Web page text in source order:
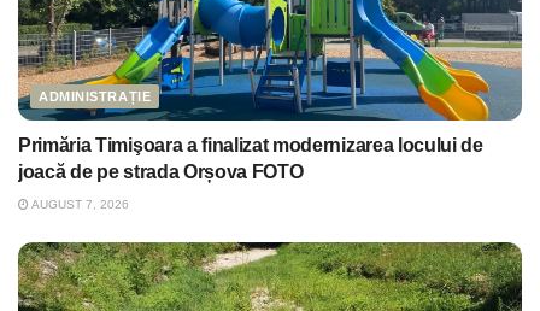
ADMINISTRAȚIE
Primăria Timişoara a finalizat modernizarea locului de
joacă de pe strada Orșova FOTO
AUGUST 7, 2026